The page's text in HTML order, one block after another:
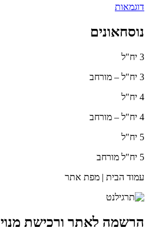
דוגמאות
נוסחאונים
3 יח"ל
3 יח"ל – מורחב
4 יח"ל
4 יח"ל – מורחב
5 יח"ל
5 יח"ל מורחב
עמוד הבית | מפת אתר
הרשמה לאתר ורכישת מנוי